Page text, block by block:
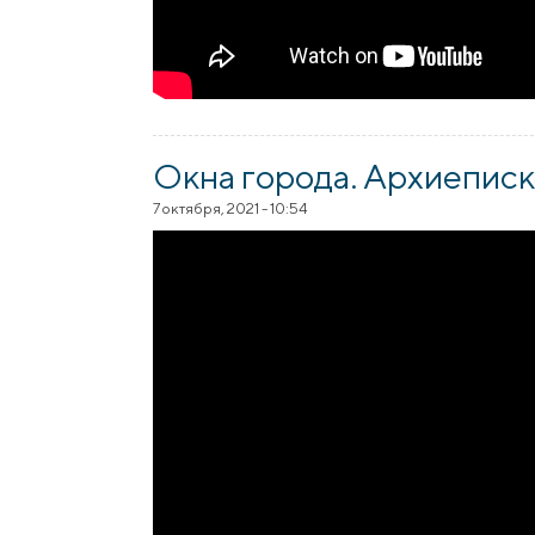
Окна города.
7 октября, 2021 - 10:54